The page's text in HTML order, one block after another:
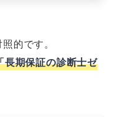
的です。
期保証の診断士ゼ